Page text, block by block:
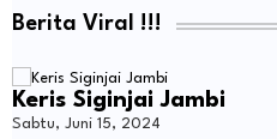
Berita Viral !!!
Keris Siginjai Jambi
Sabtu, Juni 15, 2024